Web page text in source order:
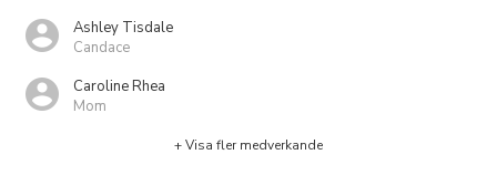
Ashley Tisdale
Candace
Caroline Rhea
Mom
+ Visa fler medverkande